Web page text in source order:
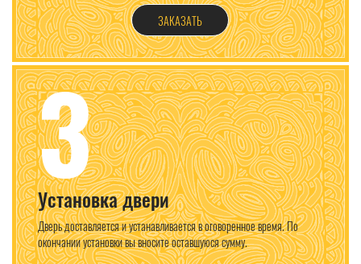
ЗАКАЗАТЬ
3
Установка двери
Дверь доставляется и устанавливается в оговоренное время. По
окончании установки вы вносите оставшуюся сумму.